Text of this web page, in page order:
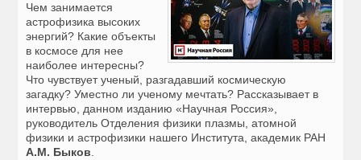
Чем занимается
астрофизика высоких
энергий? Какие объекты
в космосе для нее
наиболее интересны?
Что чувствует ученый, разгадавший космическую
загадку? Уместно ли ученому мечтать? Рассказывает в
интервью, данном изданию «Научная Россия»,
руководитель Отделения физики плазмы, атомной
физики и астрофизики нашего Института, академик РАН
А.М. Быков